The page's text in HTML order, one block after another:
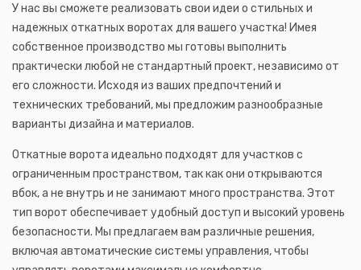
У нас вы сможете реализовать свои идеи о стильных и
надежных откатных воротах для вашего участка! Имея
собственное производство мы готовы выполнить
практически любой не стандартный проект, независимо от
его сложности. Исходя из ваших предпочтений и
технических требований, мы предложим разнообразные
варианты дизайна и материалов.
Откатные ворота идеально подходят для участков с
ограниченным пространством, так как они открываются
вбок, а не внутрь и не занимают много пространства. Этот
тип ворот обеспечивает удобный доступ и высокий уровень
безопасности. Мы предлагаем вам различные решения,
включая автоматические системы управления, чтобы